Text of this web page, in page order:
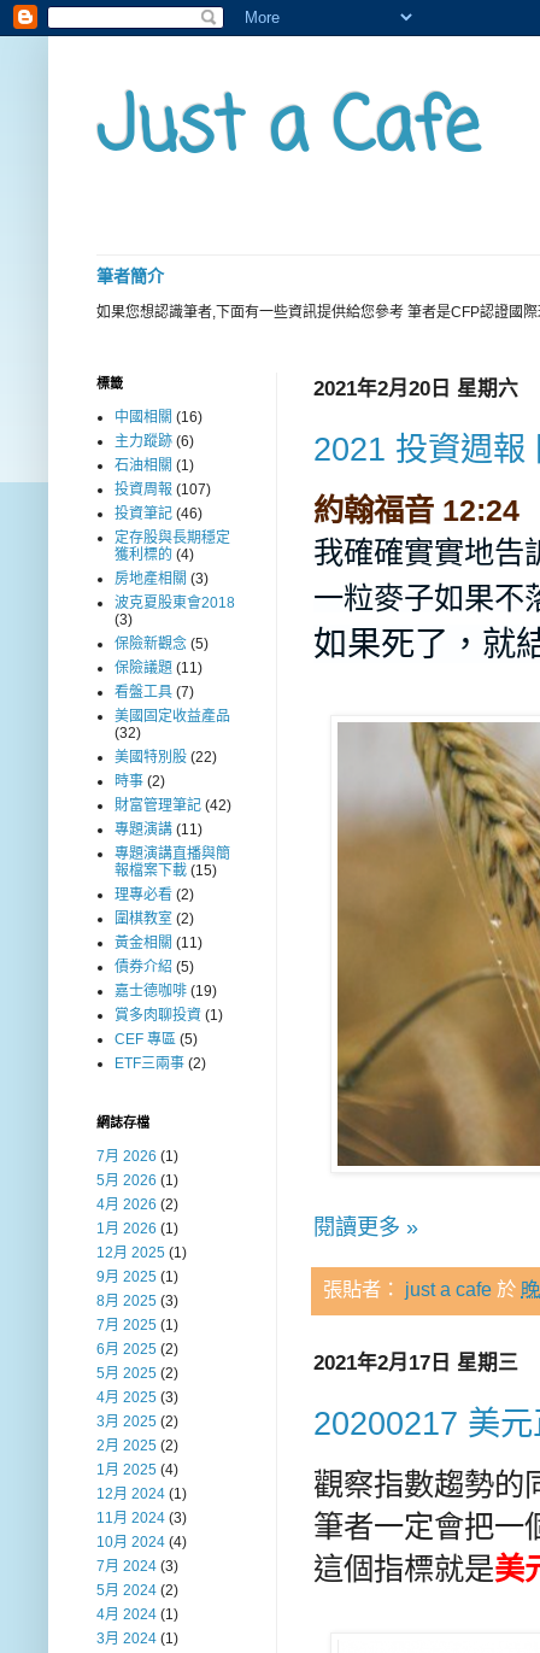
Just a Cafe
筆者簡介
如果您想認識筆者,下面有一些資訊提供給您參考 筆者是CFP認證國
2021年2月20日 星期六
2021 投資週報
約翰福音 12:24
我確確實實地告
一粒麥子如果不
如果死了，就
閱讀更多 »
張貼者： just a cafe 於
2021年2月17日 星期三
20200217 美
觀察指數趨勢的
筆者一定會把一
這個指標就是美
標籤
中國相關 (16)
主力蹤跡 (6)
石油相關 (1)
投資周報 (107)
投資筆記 (46)
定存股與長期穩定
獲利標的 (4)
房地產相關 (3)
波克夏股東會2018
(3)
保險新觀念 (5)
保險議題 (11)
看盤工具 (7)
美國固定收益產品
(32)
美國特別股 (22)
時事 (2)
財富管理筆記 (42)
專題演講 (11)
專題演講直播與簡
報檔案下載 (15)
理專必看 (2)
圍棋教室 (2)
黃金相關 (11)
債券介紹 (5)
嘉士德咖啡 (19)
賞多肉聊投資 (1)
CEF 專區 (5)
ETF三兩事 (2)
網誌存檔
7月 2026 (1)
5月 2026 (1)
4月 2026 (2)
1月 2026 (1)
12月 2025 (1)
9月 2025 (1)
8月 2025 (3)
7月 2025 (1)
6月 2025 (2)
5月 2025 (2)
4月 2025 (3)
3月 2025 (2)
2月 2025 (2)
1月 2025 (4)
12月 2024 (1)
11月 2024 (3)
10月 2024 (4)
7月 2024 (3)
5月 2024 (2)
4月 2024 (1)
3月 2024 (1)